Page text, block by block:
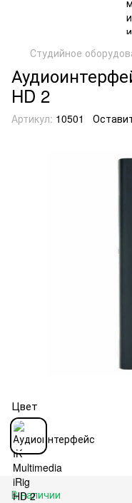
Студийное
HD 2
Артикул: 10501
Цвет
В наличии